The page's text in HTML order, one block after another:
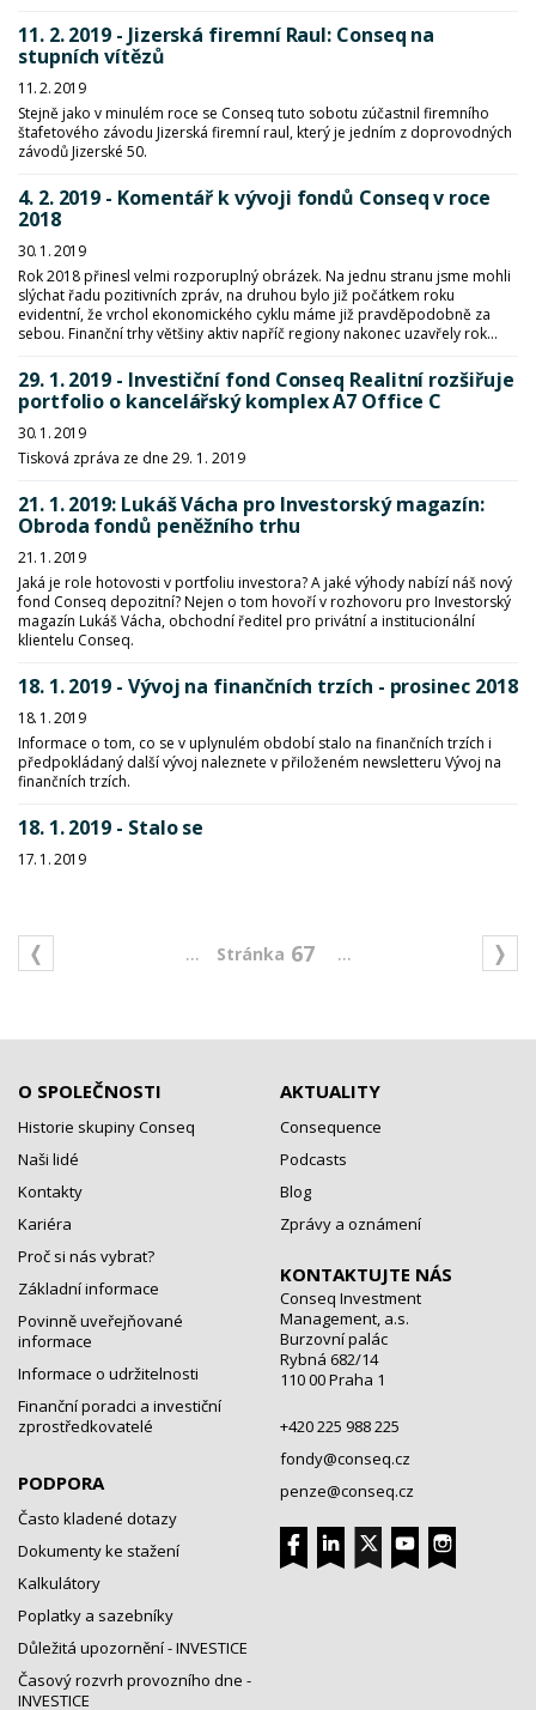
11. 2. 2019 - Jizerská firemní Raul: Conseq na
stupních vítězů
11. 2. 2019
Stejně jako v minulém roce se Conseq tuto sobotu zúčastnil firemního
štafetového závodu Jizerská firemní raul, který je jedním z doprovodných
závodů Jizerské 50.
4. 2. 2019 - Komentář k vývoji fondů Conseq v roce
2018
30. 1. 2019
Rok 2018 přinesl velmi rozporuplný obrázek. Na jednu stranu jsme mohli
slýchat řadu pozitivních zpráv, na druhou bylo již počátkem roku
evidentní, že vrchol ekonomického cyklu máme již pravděpodobně za
sebou. Finanční trhy většiny aktiv napříč regiony nakonec uzavřely rok...
29. 1. 2019 - Investiční fond Conseq Realitní rozšiřuje
portfolio o kancelářský komplex A7 Office C
30. 1. 2019
Tisková zpráva ze dne 29. 1. 2019
21. 1. 2019: Lukáš Vácha pro Investorský magazín:
Obroda fondů peněžního trhu
21. 1. 2019
Jaká je role hotovosti v portfoliu investora? A jaké výhody nabízí náš nový
fond Conseq depozitní? Nejen o tom hovoří v rozhovoru pro Investorský
magazín Lukáš Vácha, obchodní ředitel pro privátní a institucionální
klientelu Conseq.
18. 1. 2019 - Vývoj na finančních trzích - prosinec 2018
18. 1. 2019
Informace o tom, co se v uplynulém období stalo na finančních trzích i
předpokládaný další vývoj naleznete v přiloženém newsletteru Vývoj na
finančních trzích.
18. 1. 2019 - Stalo se
17. 1. 2019
... 67 ...
O SPOLEČNOSTI
Historie skupiny Conseq
Naši lidé
Kontakty
Kariéra
Proč si nás vybrat?
Základní informace
Povinně uveřejňované
informace
Informace o udržitelnosti
Finanční poradci a investiční
zprostředkovatelé
PODPORA
Často kladené dotazy
Dokumenty ke stažení
Kalkulátory
Poplatky a sazebníky
Důležitá upozornění - INVESTICE
Časový rozvrh provozního dne -
INVESTICE
AKTUALITY
Consequence
Podcasts
Blog
Zprávy a oznámení
KONTAKTUJTE NÁS
Conseq Investment
Management, a.s.
Burzovní palác
Rybná 682/14
110 00 Praha 1
+420 225 988 225
fondy@conseq.cz
penze@conseq.cz